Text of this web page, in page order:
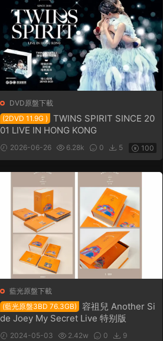
DVD原盤下載
(2DVD 11.9G )
TWINS SPIRIT SINCE 20
01 LIVE IN HONG KONG
2026-06-26 6.28k 0 5 100
藍光原盤下載
(藍光原盤3BD 76.3GB)
容祖兒 Another Si
de Joey My Secret Live 特别版
2024-05-03 2.42w 0
9